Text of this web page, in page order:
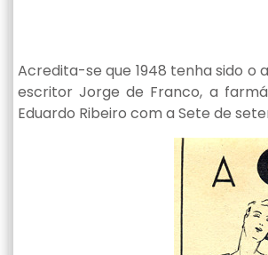
Acredita-se que 1948 tenha sido o
escritor Jorge de Franco, a
Eduardo Ribeiro com a Sete de